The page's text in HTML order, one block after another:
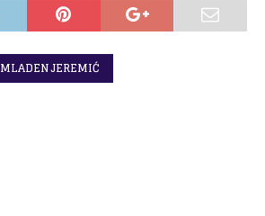
MLADEN JEREMIĆ